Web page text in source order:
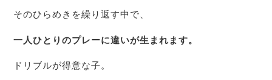
そのひらめきを繰り返す中で、
一人ひとりのプレーに違いが生まれます。
ドリブルが得意な子。